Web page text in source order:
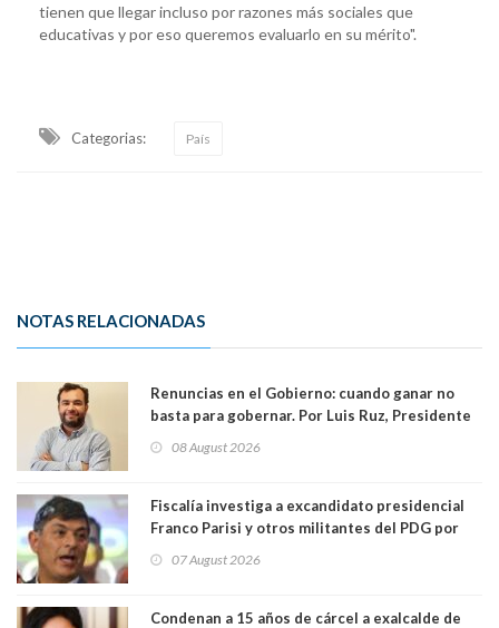
tienen que llegar incluso por razones más sociales que
educativas y por eso queremos evaluarlo en su mérito".
Categorias: País
NOTAS RELACIONADAS
Renuncias en el Gobierno: cuando ganar no
basta para gobernar. Por Luis Ruz, Presidente
08 August 2026
Fiscalía investiga a excandidato presidencial
Franco Parisi y otros militantes del PDG por
07 August 2026
Condenan a 15 años de cárcel a exalcalde de